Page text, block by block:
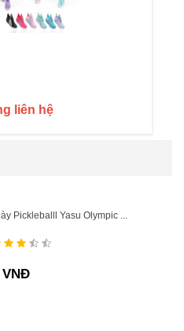
liên hệ
Pickleballl Yasu Olympic ...
VNĐ